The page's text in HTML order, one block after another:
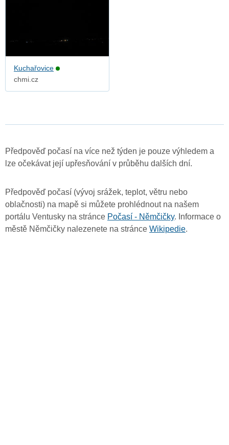
Kuchařovice
chmi.cz
Předpověď počasí na více než týden je pouze výhledem a
lze očekávat její upřesňování v průběhu dalších dní.
Předpověď počasí (vývoj srážek, teplot, větru nebo
oblačnosti) na mapě si můžete prohlédnout na našem
portálu Ventusky na stránce Počasí - Němčičky. Informace o
městě Němčičky nalezenete na stránce Wikipedie.